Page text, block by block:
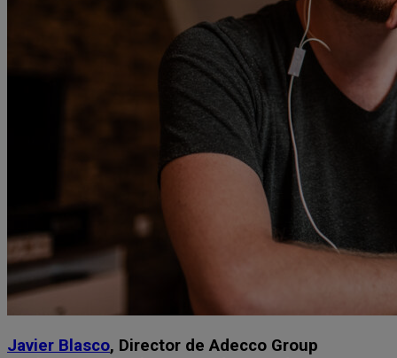
Javier Blasco, Director de Adecco Group